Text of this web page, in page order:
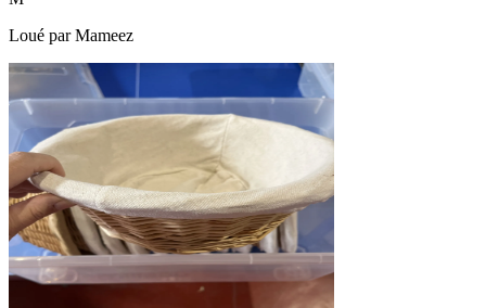
Loué parMameez